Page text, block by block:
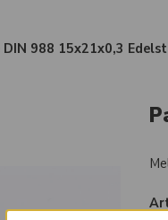
DIN 988 15x21x0,3